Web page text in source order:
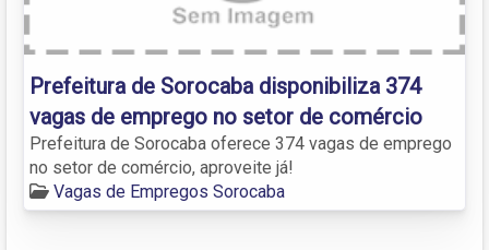
Prefeitura de Sorocaba disponibiliza 374
vagas de emprego no setor de comércio
Prefeitura de Sorocaba oferece 374 vagas de emprego
no setor de comércio, aproveite já!
Vagas de Empregos Sorocaba